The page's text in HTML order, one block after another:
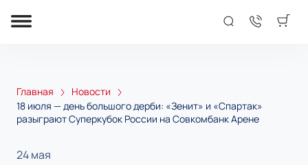
Главная
Новости
18 июля — день большого дерби: «Зенит» и «Спартак»
разыграют Суперкубок России на Совкомбанк Арене
24 мая